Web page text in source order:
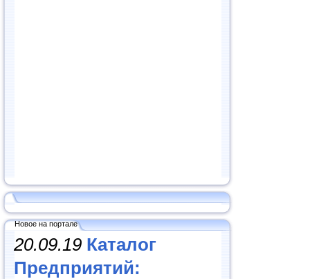
Новое на портале
20.09.19 Каталог
Предприятий: